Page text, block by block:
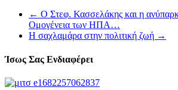
← Ο Στεφ. Κασσελάκης και η
Ομογένεια των ΗΠΑ…
Η σαχλαμάρα στην πολιτική ζωή →
Ίσως Σας Ενδιαφέρει